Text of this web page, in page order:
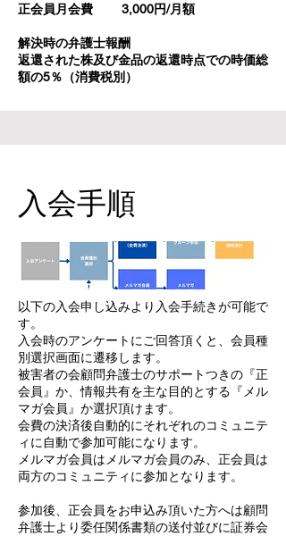
正会員月会費 3,000円/月額
解決時の弁護士報酬
返還された株及び金品の返還時点での時価総
額の5％（消費税別）
入会手順
以下の入会申し込みより入会手続きが可能で
す。
​入会時のアンケートにご回答頂くと、会員種
別選択画面に遷移します。
被害者の会顧問弁護士のサポートつきの『正
会員』か、情報共有を主な目的とする『メル
マガ会員』か選択頂けます。
会費の決済後自動的にそれぞれのコミュニテ
ィに自動で参加可能になります。
メルマガ会員はメルマガ会員のみ、正会員は
両方のコミュニティに参加となります。
参加後、正会員をお申込み頂いた方へは顧問
弁護士より委任関係書類の送付並びに証券会